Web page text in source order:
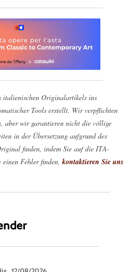
italienischen Originalartikels ins
Tools erstellt. Wir verpflichten
aber wir garantieren nicht die völlige
in der Übersetzung aufgrund des
finden, indem Sie auf die ITA-
einen Fehler finden,kontaktieren Sie uns